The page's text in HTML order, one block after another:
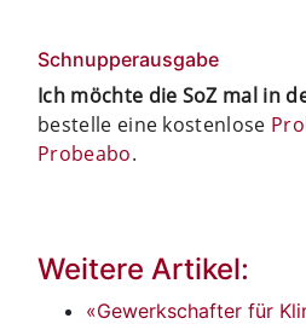
Schnupperausgabe
Ich möchte die SoZ mal in
bestelle eine kostenlose
Probeabo.
Weitere Artikel:
«Gewerkschafter für